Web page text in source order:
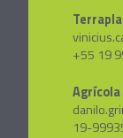
+55 19
Agrícola
19-